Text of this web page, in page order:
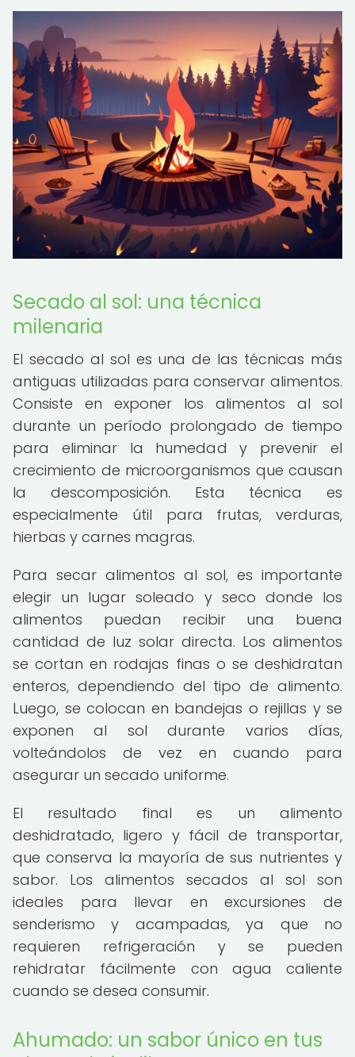
Secado al sol: una técnica
milenaria
El secado al sol es una de las técnicas más
antiguas utilizadas para conservar alimentos.
Consiste en exponer los alimentos al sol
durante un período prolongado de tiempo
para eliminar la humedad y prevenir el
crecimiento de microorganismos que causan
la descomposición. Esta técnica es
especialmente útil para frutas, verduras,
hierbas y carnes magras.
Para secar alimentos al sol, es importante
elegir un lugar soleado y seco donde los
alimentos puedan recibir una buena
cantidad de luz solar directa. Los alimentos
se cortan en rodajas finas o se deshidratan
enteros, dependiendo del tipo de alimento.
Luego, se colocan en bandejas o rejillas y se
exponen al sol durante varios días,
volteándolos de vez en cuando para
asegurar un secado uniforme.
El resultado final es un alimento
deshidratado, ligero y fácil de transportar,
que conserva la mayoría de sus nutrientes y
sabor. Los alimentos secados al sol son
ideales para llevar en excursiones de
senderismo y acampadas, ya que no
requieren refrigeración y se pueden
rehidratar fácilmente con agua caliente
cuando se desea consumir.
Ahumado: un sabor único en tus